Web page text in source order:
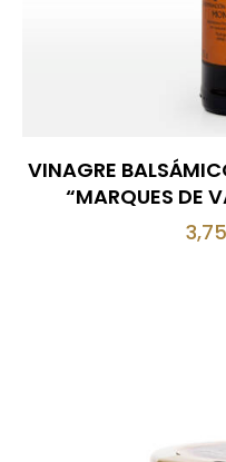
VINAGRE
“MARQUES DE
3,75